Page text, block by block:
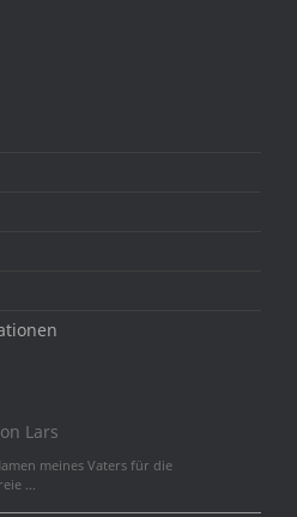
Lars
meines Vaters für die
...